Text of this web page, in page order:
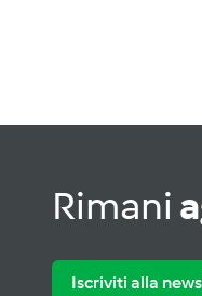
Rimani
Iscriviti alla